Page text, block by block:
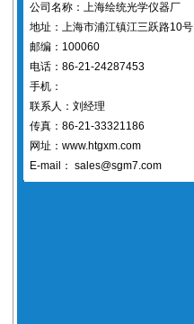
公司名称：上海绘统光学仪器厂
地址：上海市浦江镇江三跃路10号
邮编：100060
电话：86-21-24287453
手机：
联系人：刘经理
传真：86-21-33321186
网址：www.htgxm.com
E-mail： sales@sgm7.com